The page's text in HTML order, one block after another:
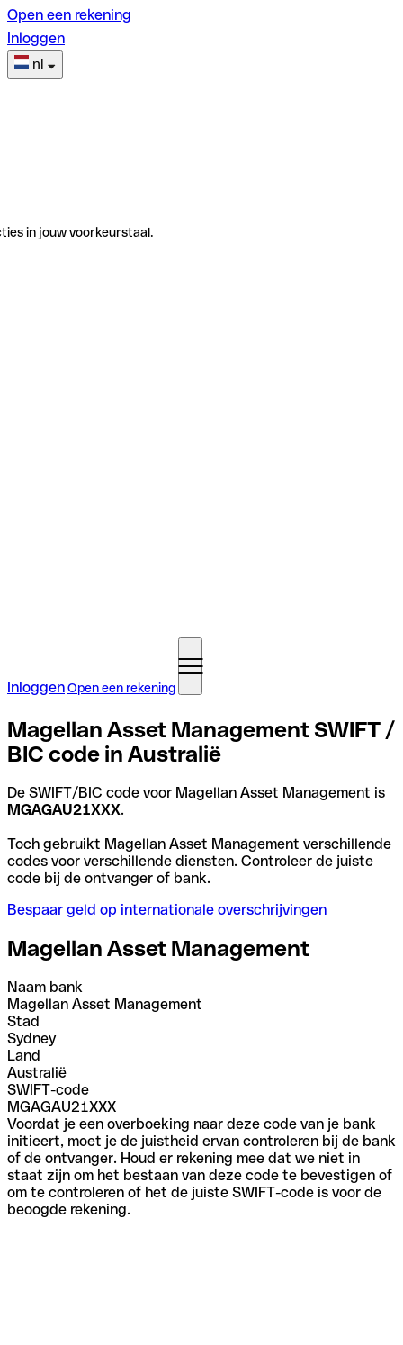
Open een rekening
Inloggen
nl
in jouw voorkeurstaal.
InloggenOpen een rekening
Magellan Asset Management SWIFT /
BIC code in Australië
De SWIFT/BIC code voor Magellan Asset Management is
MGAGAU21XXX.
Toch gebruikt Magellan Asset Management verschillende
codes voor verschillende diensten. Controleer de juiste
code bij de ontvanger of bank.
Bespaar geld op internationale overschrijvingen
Magellan Asset Management
Naam bank
Magellan Asset Management
Stad
Sydney
Land
Australië
SWIFT-code
MGAGAU21XXX
Voordat je een overboeking naar deze code van je bank
initieert, moet je de juistheid ervan controleren bij de bank
of de ontvanger. Houd er rekening mee dat we niet in
staat zijn om het bestaan van deze code te bevestigen of
om te controleren of het de juiste SWIFT-code is voor de
beoogde rekening.